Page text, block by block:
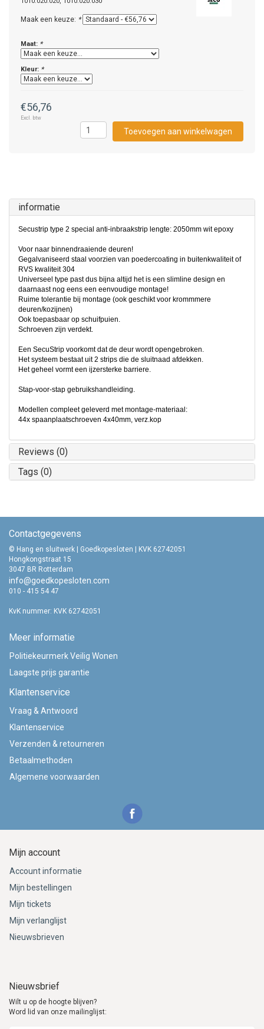
Maak een keuze: *
Maat: *
Kleur: *
€56,76
Excl. btw
Toevoegen aan winkelwagen
informatie
Secustrip type 2 special anti-inbraakstrip lengte: 2050mm wit epoxy
Voor naar binnendraaiende deuren!
Gegalvaniseerd staal voorzien van poedercoating in buitenkwaliteit of
RVS kwaliteit 304
Universeel type past dus bijna altijd het is een slimline design en
daarnaast nog eens een eenvoudige montage!
Ruime tolerantie bij montage (ook geschikt voor krommmere
deuren/kozijnen)
Ook toepasbaar op schuifpuien.
Schroeven zijn verdekt.
Een SecuStrip voorkomt dat de deur wordt opengebroken.
Het systeem bestaat uit 2 strips die de sluitnaad afdekken.
Het geheel vormt een ijzersterke barriere.
Stap-voor-stap gebruikshandleiding.
Modellen compleet geleverd met montage-materiaal:
44x spaanplaatschroeven 4x40mm, verz.kop
Reviews (0)
Tags (0)
Contactgegevens
© Hang en sluitwerk | Goedkopesloten | KVK 62742051
Hongkongstraat 15
3047 BR Rotterdam
info@goedkopesloten.com
010 - 415 54 47
KvK nummer: KVK 62742051
Meer informatie
Politiekeurmerk Veilig Wonen
Laagste prijs garantie
Klantenservice
Vraag & Antwoord
Klantenservice
Verzenden & retourneren
Betaalmethoden
Algemene voorwaarden
Mijn account
Account informatie
Mijn bestellingen
Mijn tickets
Mijn verlanglijst
Nieuwsbrieven
Nieuwsbrief
Wilt u op de hoogte blijven?
Word lid van onze mailinglijst: